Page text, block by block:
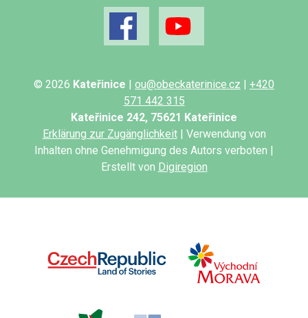
© 2026 Kateřinice | ou@obeckaterinice.cz | +420
571 442 315
Kateřinice 242, 75621 Kateřinice
Erklärung zur Zugänglichkeit| Verwendung von
Inhalten ohne Genehmigung des Autors verboten |
Erstellt von Digiregion